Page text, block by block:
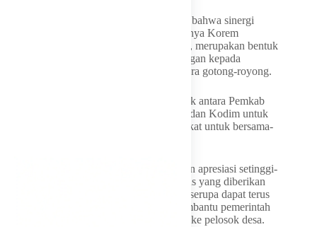
Bupati Abdusy Syakur Amin menekankan bahwa sinergi
antara Pemkab Garut dengan TNI, khususnya Korem
062/Tarumanagara dan Kodim 0611/Garut, merupakan bentuk
kolaborasi nyata dalam memberikan dorongan kepada
masyarakat untuk membangun daerah secara gotong-royong.
“Ini merupakan kolaborasi yang sangat baik antara Pemkab
dengan TNI, dalam hal ini dengan Korem dan Kodim untuk
terus memberikan dorongan pada masyarakat untuk bersama-
Menutup arahannya, Bupati menyampaikan apresiasi setinggi-
tingginya kepada TNI atas perhatian khusus yang diberikan
kepada warga Garut. Ia berharap program serupa dapat terus
ditingkatkan di masa mendatang guna membantu pemerintah
dalam memeratakan pembangunan hingga ke pelosok desa.